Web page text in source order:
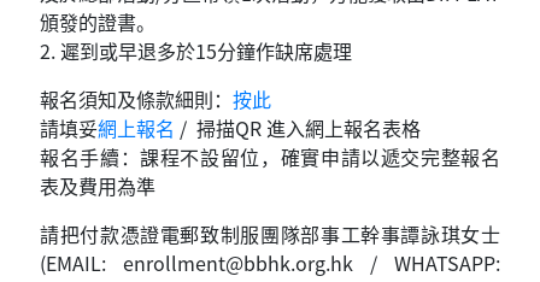
頒發的證書。
2. 遲到或早退多於15分鐘作缺席處理
報名須知及條款細則： 按此
請填妥網上報名 / 掃描QR 進入網上報名表格
報名手續：課程不設留位，確實申請以遞交完整報名
表及費用為準
請把付款憑證電郵致制服團隊部事工幹事譚詠琪女士
(EMAIL: enrollment@bbhk.org.hk / WHATSAPP: